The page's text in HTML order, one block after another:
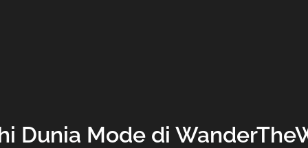
Dunia Mode di